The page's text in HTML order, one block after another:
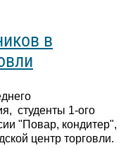
в
студенты 1-ого
"Повар, кондитер",
центр торговли.